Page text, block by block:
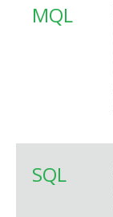
MQL
SQL